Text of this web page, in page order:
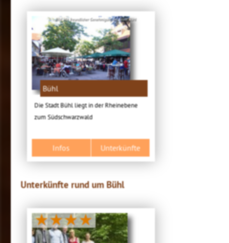
Bild: Mit freundlicher Genehmigung der Stadt Bühl
Bühl
Die Stadt Bühl liegt in der Rheinebene
zum Südschwarzwald
Infos Unterkünfte
Unterkünfte rund um Bühl
★★★★